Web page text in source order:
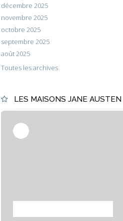
décembre 2025
novembre 2025
octobre 2025
septembre 2025
août 2025
Toutes les archives
LES MAISONS JANE AUSTEN